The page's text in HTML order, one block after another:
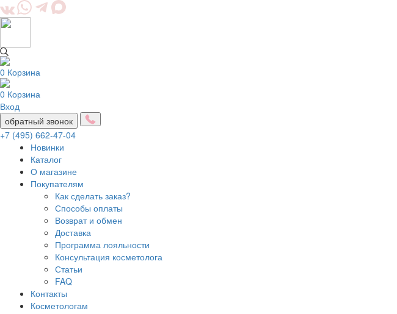
0 Корзина
0 Корзина
Вход
обратный звонок
+7 (495) 662-47-04
Новинки
Каталог
О магазине
Покупателям
Как сделать заказ?
Способы оплаты
Возврат и обмен
Доставка
Программа лояльности
Консультация косметолога
Статьи
FAQ
Контакты
Косметологам